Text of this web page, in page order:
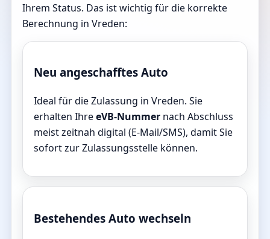
Ihrem Status. Das ist wichtig für die korrekte
Berechnung in Vreden:
Neu angeschafftes Auto
Ideal für die Zulassung in Vreden. Sie
erhalten IhreeVB-Nummer nach Abschluss
meist zeitnah digital (E-Mail/SMS), damit Sie
sofort zur Zulassungsstelle können.
Bestehendes Auto wechseln